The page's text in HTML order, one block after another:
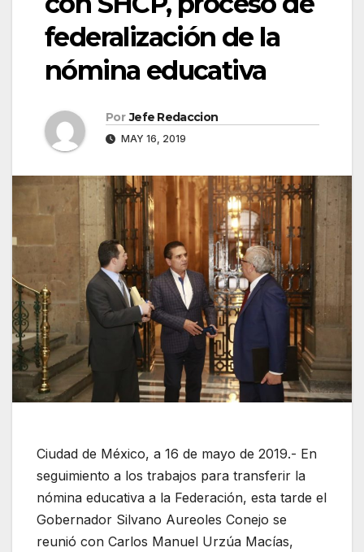
federalización de la
nómina educativa
Por Jefe Redaccion
MAY 16, 2019
Ciudad de México, a 16 de mayo de 2019.- En
seguimiento a los trabajos para transferir la
nómina educativa a la Federación, esta tarde el
Gobernador Silvano Aureoles Conejo se
reunió con Carlos Manuel Urzúa Macías,